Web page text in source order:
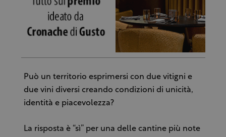
Può un territorio esprimersi con due vitigni e
due vini diversi creando condizioni di unicità,
identità e piacevolezza?
La risposta è “sì” per una delle cantine più note